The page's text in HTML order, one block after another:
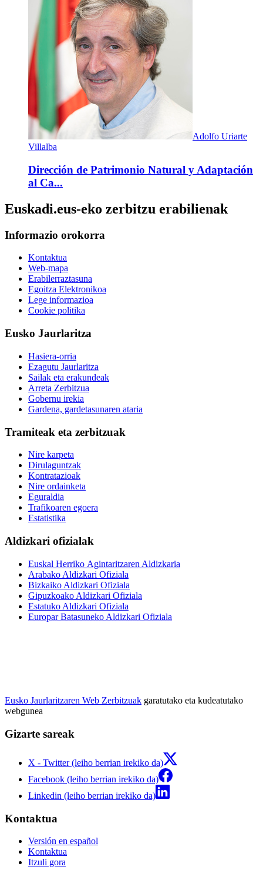
Adolfo Uriarte
Villalba
Dirección de Patrimonio Natural y Adaptación
al Ca...
Euskadi.eus-eko zerbitzu erabilienak
Informazio orokorra
Kontaktua
Web-mapa
Erabilerraztasuna
Egoitza Elektronikoa
Lege informazioa
Cookie politika
Eusko Jaurlaritza
Hasiera-orria
Ezagutu Jaurlaritza
Sailak eta erakundeak
Arreta Zerbitzua
Gobernu irekia
Gardena, gardetasunaren ataria
Tramiteak eta zerbitzuak
Nire karpeta
Dirulaguntzak
Kontratazioak
Nire ordainketa
Eguraldia
Trafikoaren egoera
Estatistika
Aldizkari ofizialak
Euskal Herriko Agintaritzaren Aldizkaria
Arabako Aldizkari Ofiziala
Bizkaiko Aldizkari Ofiziala
Gipuzkoako Aldizkari Ofiziala
Estatuko Aldizkari Ofiziala
Europar Batasuneko Aldizkari Ofiziala
Eusko Jaurlaritzaren Web Zerbitzuak garatutako eta kudeatutako
webgunea
Gizarte sareak
X - Twitter (leiho berrian irekiko da)
Facebook (leiho berrian irekiko da)
Linkedin (leiho berrian irekiko da)
Kontaktua
Versión en español
Kontaktua
Itzuli gora